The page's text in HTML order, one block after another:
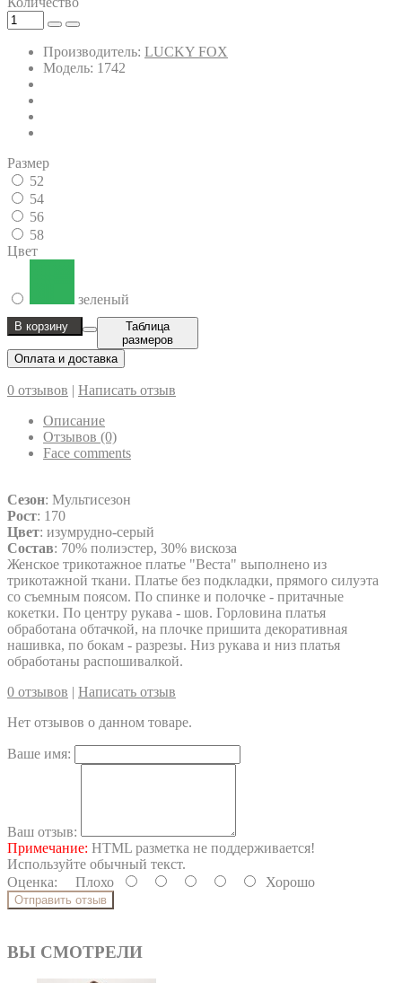
Производитель: LUCKY FOX
Модель: 1742
Размер
52
54
56
58
Цвет
зеленый
В корзину
Таблица
размеров
Оплата и доставка
0 отзывов | Написать отзыв
Описание
Отзывов (0)
Face comments
Сезон: Мультисезон
Рост: 170
Цвет: изумрудно-серый
Состав: 70% полиэстер, 30% вискоза
Женское трикотажное платье "Веста" выполнено из
трикотажной ткани. Платье без подкладки, прямого силуэта
со съемным поясом. По спинке и полочке - притачные
кокетки. По центру рукава - шов. Горловина платья
обработана обтачкой, на плочке пришита декоративная
нашивка, по бокам - разрезы. Низ рукава и низ платья
обработаны распошивалкой.
0 отзывов | Написать отзыв
Нет отзывов о данном товаре.
Ваше имя:
Ваш отзыв:
Примечание: HTML разметка не поддерживается!
Используйте обычный текст.
Оценка: Плохо Хорошо
Отправить отзыв
ВЫ СМОТРЕЛИ